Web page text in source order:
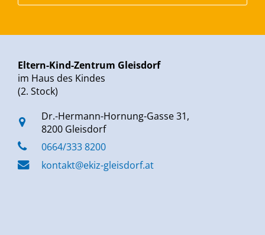
Eltern-Kind-Zentrum Gleisdorf
im Haus des Kindes
(2. Stock)
Dr.-Hermann-Hornung-Gasse 31,
8200 Gleisdorf
0664/333 8200
kontakt@ekiz-gleisdorf.at